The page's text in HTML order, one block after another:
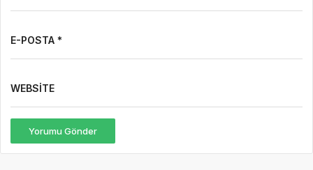
E-POSTA *
WEBSITE
Yorumu Gönder